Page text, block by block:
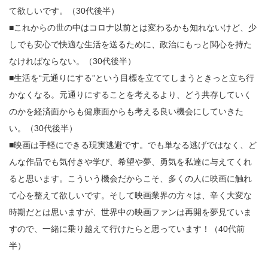
て欲しいです。（30代後半）
■これからの世の中はコロナ以前とは変わるかも知れないけど、少
しでも安心で快適な生活を送るために、政治にもっと関心を持た
なければならない。（30代後半）
■生活を“元通りにする”という目標を立ててしまうときっと立ち行
かなくなる。元通りにすることを考えるより、どう共存していく
のかを経済面からも健康面からも考える良い機会にしていきた
い。（30代後半）
■映画は手軽にできる現実逃避です。でも単なる逃げではなく、ど
んな作品でも気付きや学び、希望や夢、勇気を私達に与えてくれ
ると思います。こういう機会だからこそ、多くの人に映画に触れ
て心を整えて欲しいです。そして映画業界の方々は、辛く大変な
時期だとは思いますが、世界中の映画ファンは再開を夢見ていま
すので、一緒に乗り越えて行けたらと思っています！（40代前
半）